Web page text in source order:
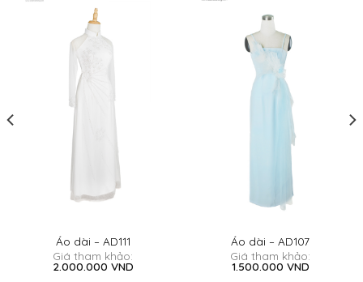
Áo dài – AD111
Giá tham khảo:
2.000.000 VND
Áo dài – AD107
Giá tham khảo:
1.500.000 VND